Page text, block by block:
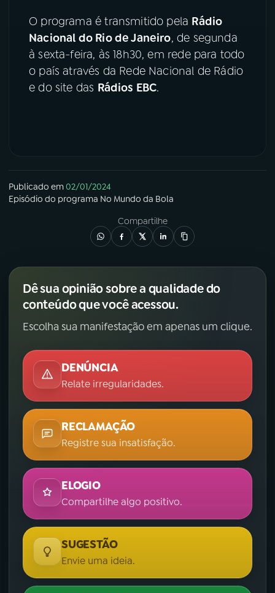
O programa é transmitido pela Rádio
Nacional do Rio de Janeiro, de segunda
à sexta-feira, às 18h30, em rede para todo
o país através da Rede Nacional de Rádio
e do site das Rádios EBC.
Publicado em02/01/2024
Episódio do programa No Mundo da Bola
Compartilhe
Dê sua opinião sobre a qualidade do
conteúdo que você acessou.
Escolha sua manifestação em apenas um clique.
DENÚNCIA
Relate irregularidades.
RECLAMAÇÃO
Registre sua insatisfação.
ELOGIO
Compartilhe algo positivo.
SUGESTÃO
Envie uma ideia.